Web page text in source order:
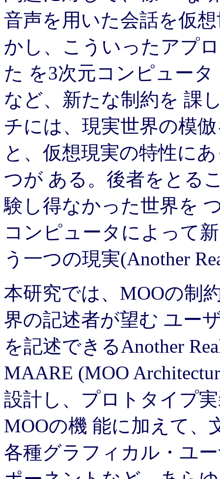
音声を用いた会話を仮
かし、こういったアプ
た を3次元コンピュー
など、新たな制約を 課
チには、現実世界の模
と、仮想現実の特性に
つが ある。後者をとる
験し得なかった世界を
コンピュータによって
う一つの現実(Another
本研究では、MOOの制
界の記述者が望む ユー
を記述できるAnother
MAARE (MOO
設計し、プロトタイプ
MOOの機 能に加えて、
各種グラフィカル・ユ